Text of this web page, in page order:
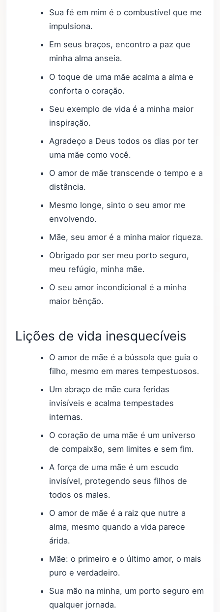
Sua fé em mim é o combustível que me
impulsiona.
Em seus braços, encontro a paz que
minha alma anseia.
O toque de uma mãe acalma a alma e
conforta o coração.
Seu exemplo de vida é a minha maior
inspiração.
Agradeço a Deus todos os dias por ter
uma mãe como você.
O amor de mãe transcende o tempo e a
distância.
Mesmo longe, sinto o seu amor me
envolvendo.
Mãe, seu amor é a minha maior riqueza.
Obrigado por ser meu porto seguro,
meu refúgio, minha mãe.
O seu amor incondicional é a minha
maior bênção.
Lições de vida inesquecíveis
O amor de mãe é a bússola que guia o
filho, mesmo em mares tempestuosos.
Um abraço de mãe cura feridas
invisíveis e acalma tempestades
internas.
O coração de uma mãe é um universo
de compaixão, sem limites e sem fim.
A força de uma mãe é um escudo
invisível, protegendo seus filhos de
todos os males.
O amor de mãe é a raiz que nutre a
alma, mesmo quando a vida parece
árida.
Mãe: o primeiro e o último amor, o mais
puro e verdadeiro.
Sua mão na minha, um porto seguro em
qualquer jornada.